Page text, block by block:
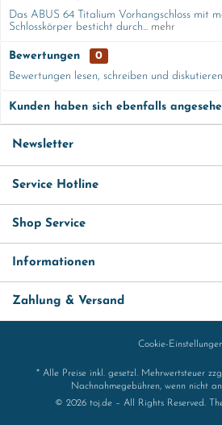
Das ABUS 64 Titalium Vorhangschloss mit
Schlosskörper besticht durch... mehr
Bewertungen
0
Bewertungen lesen, schreiben und
Kunden haben sich ebenfalls
Newsletter
Service Hotline
Shop Service
Informationen
Zahlung & Versand
Cookie-Einstellungen
* Alle Preise inkl. gesetzl. Mehrwertsteuer
Nachnahmegebühren, wenn nicht
© 2026 toj.de – All Rights Reserved.